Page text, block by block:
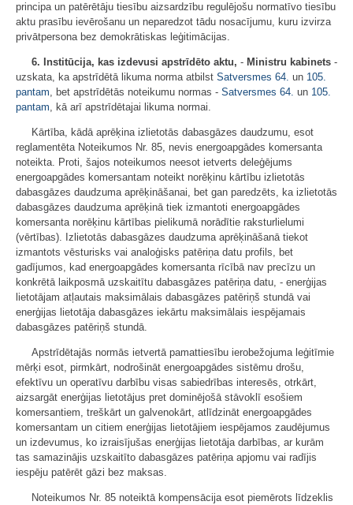
principa un patērētāju tiesību aizsardzību regulējošu normatīvo tiesību
aktu prasību ievērošanu un neparedzot tādu nosacījumu, kuru izvirza
privātpersona bez demokrātiskas leģitimācijas.
6. Institūcija, kas izdevusi apstrīdēto aktu, - Ministru kabinets -
uzskata, ka apstrīdētā likuma norma atbilst Satversmes 64. un 105.
pantam , bet apstrīdētās noteikumu normas - Satversmes 64. un 105.
pantam , kā arī apstrīdētajai likuma normai.
Kārtība, kādā aprēķina izlietotās dabasgāzes daudzumu, esot
reglamentēta Noteikumos Nr. 85, nevis energoapgādes komersanta
noteikta. Proti, šajos noteikumos neesot ietverts deleģējums
energoapgādes komersantam noteikt norēķinu kārtību izlietotās
dabasgāzes daudzuma aprēķināšanai, bet gan paredzēts, ka izlietotās
dabasgāzes daudzuma aprēķinā tiek izmantoti energoapgādes
komersanta norēķinu kārtības pielikumā norādītie raksturlielumi
(vērtības). Izlietotās dabasgāzes daudzuma aprēķināšanā tiekot
izmantots vēsturisks vai analoģisks patēriņa datu profils, bet
gadījumos, kad energoapgādes komersanta rīcībā nav precīzu un
konkrētā laikposmā uzskaitītu dabasgāzes patēriņa datu, - enerģijas
lietotājam atļautais maksimālais dabasgāzes patēriņš stundā vai
enerģijas lietotāja dabasgāzes iekārtu maksimālais iespējamais
dabasgāzes patēriņš stundā.
Apstrīdētajās normās ietvertā pamattiesību ierobežojuma leģitīmie
mērķi esot, pirmkārt, nodrošināt energoapgādes sistēmu drošu,
efektīvu un operatīvu darbību visas sabiedrības interesēs, otrkārt,
aizsargāt enerģijas lietotājus pret dominējošā stāvoklī esošiem
komersantiem, treškārt un galvenokārt, atlīdzināt energoapgādes
komersantam un citiem enerģijas lietotājiem iespējamos zaudējumus
un izdevumus, ko izraisījušas enerģijas lietotāja darbības, ar kurām
tas samazinājis uzskaitīto dabasgāzes patēriņa apjomu vai radījis
iespēju patērēt gāzi bez maksas.
Noteikumos Nr. 85 noteiktā kompensācija esot piemērots līdzeklis